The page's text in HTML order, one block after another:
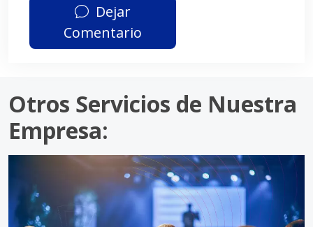
Dejar
Comentario
Otros Servicios de Nuestra
Empresa: